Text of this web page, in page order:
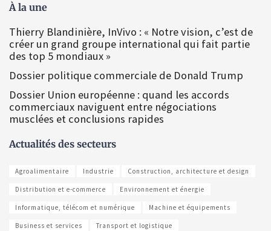
À la une
Thierry Blandinière, InVivo : « Notre vision, c’est de
créer un grand groupe international qui fait partie
des top 5 mondiaux »
Dossier politique commerciale de Donald Trump
Dossier Union européenne : quand les accords
commerciaux naviguent entre négociations
musclées et conclusions rapides
Actualités des secteurs
Agroalimentaire Industrie Construction, architecture et design
Distribution et e-commerce Environnement et énergie
Informatique, télécom et numérique Machine et équipements
Business et services Transport et logistique